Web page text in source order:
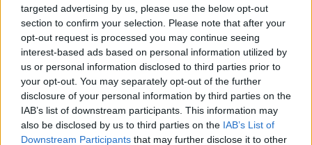
targeted advertising by us, please use the below opt-out
section to confirm your selection. Please note that after your
opt-out request is processed you may continue seeing
interest-based ads based on personal information utilized by
us or personal information disclosed to third parties prior to
your opt-out. You may separately opt-out of the further
disclosure of your personal information by third parties on the
IAB’s list of downstream participants. This information may
also be disclosed by us to third parties on the IAB’s List of
Downstream Participants that may further disclose it to other
0COMMENTS
YOU MAY ALSO LIKE